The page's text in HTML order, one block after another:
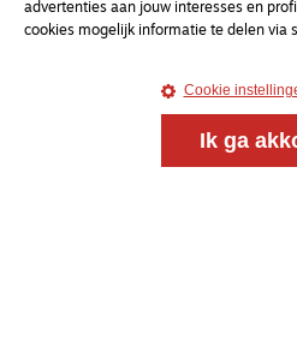
advertenties aan jouw interesses en
cookies mogelijk informatie te delen via
Cookie
Ik ga